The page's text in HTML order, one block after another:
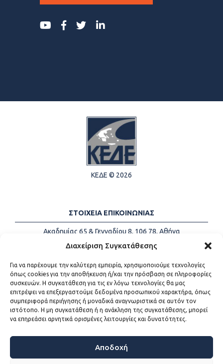
Διαχείριση Συγκατάθεσης
Για να παρέχουμε την καλύτερη εμπειρία, χρησιμοποιούμε τεχνολογίες
όπως cookies για την αποθήκευση ή/και την πρόσβαση σε πληροφορίες
συσκευών. Η συγκατάθεση για τις εν λόγω τεχνολογίες θα μας
επιτρέψει να επεξεργαστούμε δεδομένα προσωπικού χαρακτήρα, όπως
συμπεριφορά περιήγησης ή μοναδικά αναγνωριστικά σε αυτόν τον
ιστότοπο. Η μη συγκατάθεση ή η ανάκληση της συγκατάθεσης, μπορεί
να επηρεάσει αρνητικά ορισμένες λειτουργίες και δυνατότητες.
Αποδοχή
ΚΕΔΕ © 2026
ΣΤΟΙΧΕΙΑ ΕΠΙΚΟΙΝΩΝΙΑΣ
Ακαδημίας 65 & Γενναδίου 8, 106 78, Αθήνα
Τηλέφωνα:
+30 213-2147500
Email:
info@kede.gr
ΧΡΗΣΙΜΟΙ ΣΥΝΔΕΣΜΟΙ
Η ΚΕΔΕ
Sitemap
Προσβασιμότητα
Όροι χρήσης